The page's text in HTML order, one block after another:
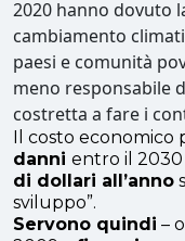
2020 hanno dovuto
cambiamento
paesi e comunità
meno responsabile
costretta a fare i
Il costo economico
danni entro il 2030
di dollari all’anno
sviluppo”.
Servono quindi –